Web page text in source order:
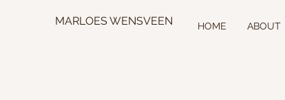
MARLOES WENSVEEN HOME ABOUT